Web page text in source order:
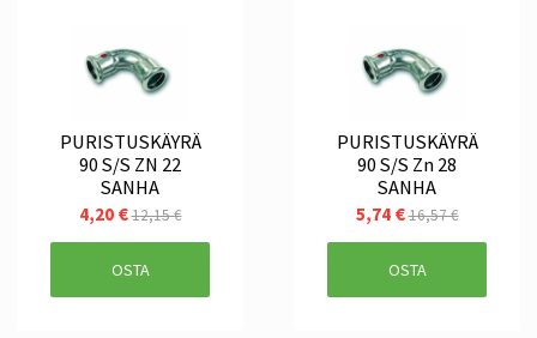
PURISTUSKÄYRÄ
90 S/S ZN 22
SANHA
4,20 €12,15 €
OSTA
PURISTUSKÄYRÄ
90 S/S Zn 28
SANHA
5,74 €16,57 €
OSTA